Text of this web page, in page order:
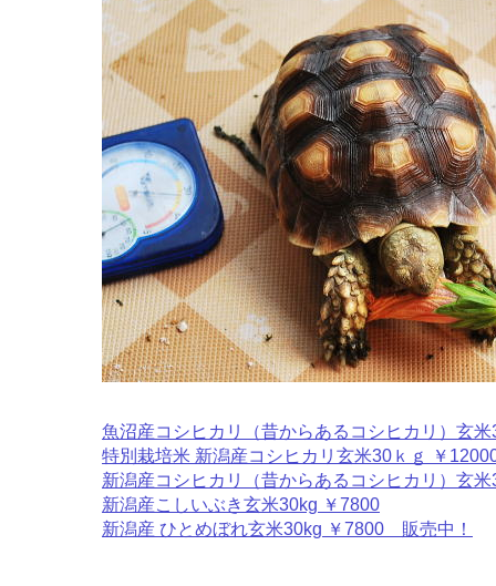
魚沼産コシヒカリ（昔からあるコシヒカリ）玄
特別栽培米 新潟産コシヒカリ玄米30ｋｇ ￥
新潟産コシヒカリ（昔からあるコシヒカリ）玄
新潟産こしいぶき玄米30kg ￥7800
新潟産 ひとめぼれ玄米30kg ￥7800 販売中！